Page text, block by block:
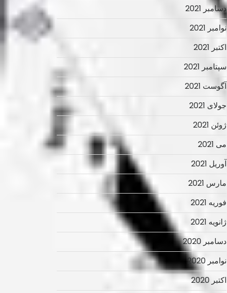
دسامبر 2021
نوامبر 2021
اکتبر 2021
سپتامبر 2021
آگوست 2021
جولای 2021
ژوئن 2021
می 2021
آوریل 2021
مارس 2021
فوریه 2021
ژانویه 2021
دسامبر 2020
نوامبر 2020
اکتبر 2020